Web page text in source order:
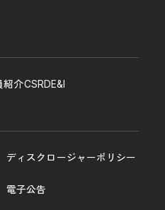
紹介CSRDE&I
ディスクロージャーポリシー
電子公告